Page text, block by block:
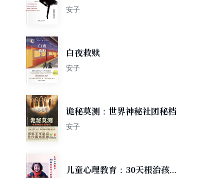
安子
白夜救赎
安子
诡秘莫测：世界神秘社团秘档
安子
儿童心理教育：30天根治孩子